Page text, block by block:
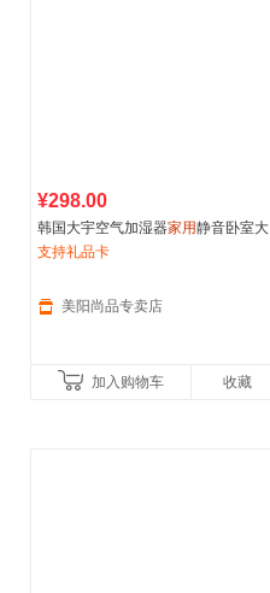
¥298.00
韩国大宇空气加湿器家用静音卧室大
容量落地式办公室婴儿孕妇增湿
支持礼品卡
美阳尚品专卖店
加入购物车 收藏